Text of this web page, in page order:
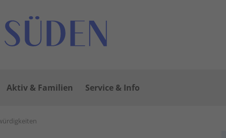
Aktiv & Familien Service & Info